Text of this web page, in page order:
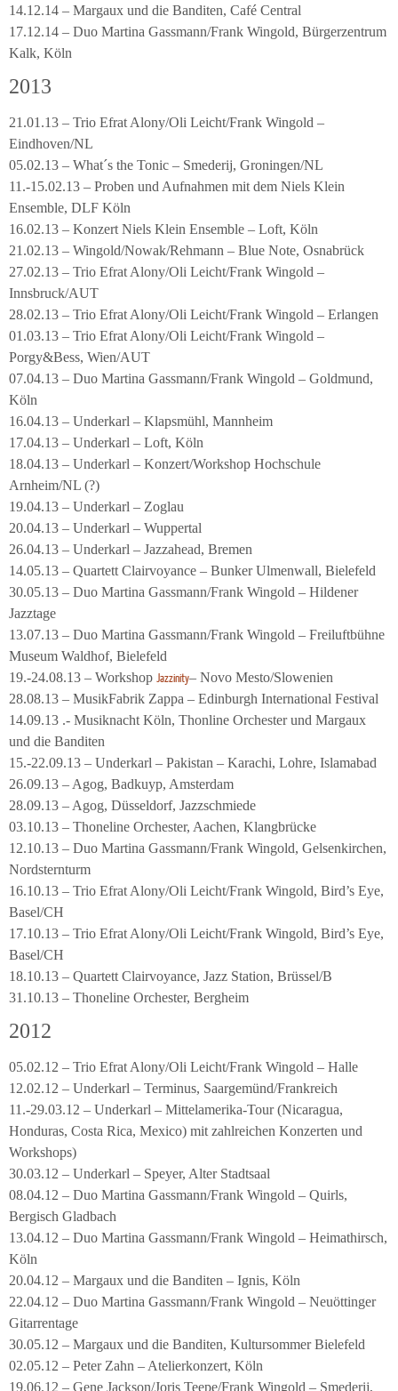
14.12.14 – Margaux und die Banditen, Café Central
17.12.14 – Duo Martina Gassmann/Frank Wingold, Bürgerzentrum
Kalk, Köln
2013
21.01.13 – Trio Efrat Alony/Oli Leicht/Frank Wingold –
Eindhoven/NL
05.02.13 – What´s the Tonic – Smederij, Groningen/NL
11.-15.02.13 – Proben und Aufnahmen mit dem Niels Klein
Ensemble, DLF Köln
16.02.13 – Konzert Niels Klein Ensemble – Loft, Köln
21.02.13 – Wingold/Nowak/Rehmann – Blue Note, Osnabrück
27.02.13 – Trio Efrat Alony/Oli Leicht/Frank Wingold –
Innsbruck/AUT
28.02.13 – Trio Efrat Alony/Oli Leicht/Frank Wingold – Erlangen
01.03.13 – Trio Efrat Alony/Oli Leicht/Frank Wingold –
Porgy&Bess, Wien/AUT
07.04.13 – Duo Martina Gassmann/Frank Wingold – Goldmund,
Köln
16.04.13 – Underkarl – Klapsmühl, Mannheim
17.04.13 – Underkarl – Loft, Köln
18.04.13 – Underkarl – Konzert/Workshop Hochschule
Arnheim/NL (?)
19.04.13 – Underkarl – Zoglau
20.04.13 – Underkarl – Wuppertal
26.04.13 – Underkarl – Jazzahead, Bremen
14.05.13 – Quartett Clairvoyance – Bunker Ulmenwall, Bielefeld
30.05.13 – Duo Martina Gassmann/Frank Wingold – Hildener
Jazztage
13.07.13 – Duo Martina Gassmann/Frank Wingold – Freiluftbühne
Museum Waldhof, Bielefeld
19.-24.08.13 – Workshop Jazzinity– Novo Mesto/Slowenien
28.08.13 – MusikFabrik Zappa – Edinburgh International Festival
14.09.13 .- Musiknacht Köln, Thonline Orchester und Margaux
und die Banditen
15.-22.09.13 – Underkarl – Pakistan – Karachi, Lohre, Islamabad
26.09.13 – Agog, Badkuyp, Amsterdam
28.09.13 – Agog, Düsseldorf, Jazzschmiede
03.10.13 – Thoneline Orchester, Aachen, Klangbrücke
12.10.13 – Duo Martina Gassmann/Frank Wingold, Gelsenkirchen,
Nordsternturm
16.10.13 – Trio Efrat Alony/Oli Leicht/Frank Wingold, Bird’s Eye,
Basel/CH
17.10.13 – Trio Efrat Alony/Oli Leicht/Frank Wingold, Bird’s Eye,
Basel/CH
18.10.13 – Quartett Clairvoyance, Jazz Station, Brüssel/B
31.10.13 – Thoneline Orchester, Bergheim
2012
05.02.12 – Trio Efrat Alony/Oli Leicht/Frank Wingold – Halle
12.02.12 – Underkarl – Terminus, Saargemünd/Frankreich
11.-29.03.12 – Underkarl – Mittelamerika-Tour (Nicaragua,
Honduras, Costa Rica, Mexico) mit zahlreichen Konzerten und
Workshops)
30.03.12 – Underkarl – Speyer, Alter Stadtsaal
08.04.12 – Duo Martina Gassmann/Frank Wingold – Quirls,
Bergisch Gladbach
13.04.12 – Duo Martina Gassmann/Frank Wingold – Heimathirsch,
Köln
20.04.12 – Margaux und die Banditen – Ignis, Köln
22.04.12 – Duo Martina Gassmann/Frank Wingold – Neuöttinger
Gitarrentage
30.05.12 – Margaux und die Banditen, Kultursommer Bielefeld
02.05.12 – Peter Zahn – Atelierkonzert, Köln
19.06.12 – Gene Jackson/Joris Teepe/Frank Wingold – Smederij,